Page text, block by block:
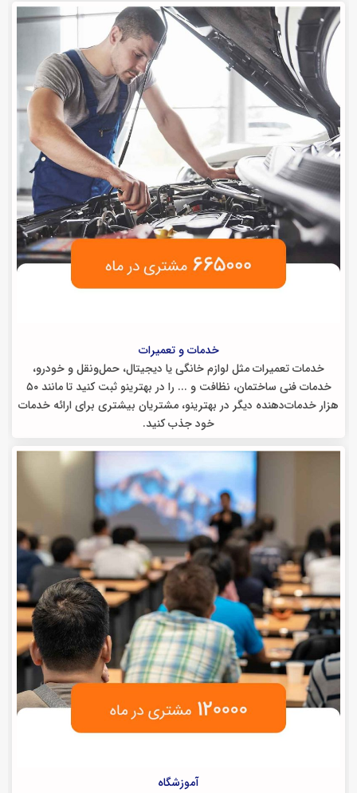
خدمات و تعمیرات
خدمات تعمیرات مثل لوازم خانگی یا دیجیتال، حمل‌ونقل و خودرو،
خدمات فنی ساختمان، نظافت و ... را در بهترینو ثبت کنید تا مانند ۵۰
هزار خدمات‌دهنده دیگر در بهترینو، مشتریان بیشتری برای ارائه خدمات
خود جذب کنید.
آموزشگاه‌